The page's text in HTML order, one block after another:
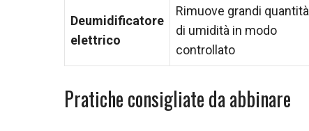
Deumidificatore
elettrico
Rimuove grandi quantità
di umidità in modo
controllato
Pratiche consigliate da abbinare